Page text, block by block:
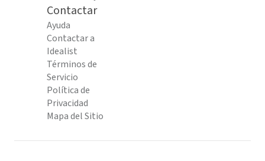
Contactar
Ayuda
Contactar a
Idealist
Términos de
Servicio
Política de
Privacidad
Mapa del Sitio